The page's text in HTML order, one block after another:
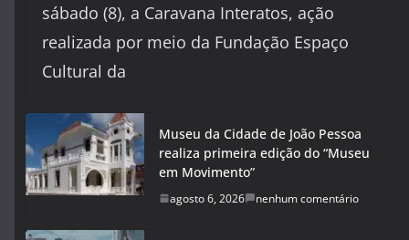
sábado (8), a Caravana Interatos, ação
realizada por meio da Fundação Espaço
Cultural da
Museu da Cidade de João Pessoa
realiza primeira edição do “Museu
em Movimento”
agosto 6, 2026 nenhum comentário